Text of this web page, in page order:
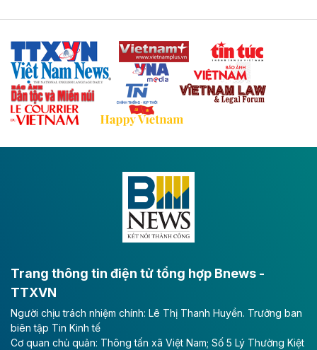
Thái Nguyên và các tỉnh trung du, miền núi phía Bắc
với hệ thống cửa khẩu quốc tế tại Lạng Sơn.
Theo baodautu.vn
Đề xuất đầu tư 11.500 tỷ đồng xây dựng cao
tốc CT.11 qua Ninh Bình
Đông A dài khoảng 25,1 km được kỳ vọng sẽ tạo động
lực phát triển kinh tế - xã hội khu vực phía Nam đồng
Long Thành
Tổng công ty Cảng hàng không Việt Nam - CTCP
(ACV) vừa lập kỷ lục mới về lợi nhuận trong quý
II/2026.
Trang thông tin điện tử tổng hợp Bnews -
TTXVN
Người chịu trách nhiệm chính: Lê Thị Thanh Huyền. Trưởng ban
biên tập Tin Kinh tế
Cơ quan chủ quản: Thông tấn xã Việt Nam; Số 5 Lý Thường Kiệt